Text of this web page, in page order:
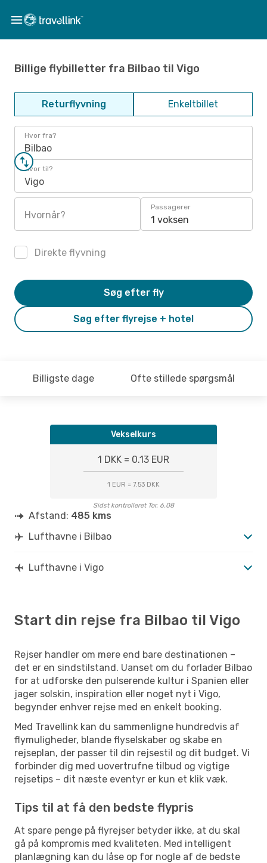
Billige flybilletter fra Bilbao til Vigo
Returflyvning Enkeltbillet
Hvor fra?
Bilbao
Hvor til?
Vigo
Hvornår?
Passagerer
1 voksen
Direkte flyvning
Søg efter flyrejse + hotel
Søg efter fly
Billigste dage Ofte stillede spørgsmål
Vekselkurs
1 DKK = 0.13 EUR
1 EUR = 7.53 DKK
Sidst kontrolleret Tor. 6.08
Afstand: 485 kms
Lufthavne i Bilbao
Lufthavne i Vigo
Start din rejse fra Bilbao til Vigo
Rejser handler om mere end bare destinationen –
det er en sindstilstand. Uanset om du forlader Bilbao
for at udforske den pulserende kultur i Spanien eller
jager solskin, inspiration eller noget nyt i Vigo,
begynder enhver rejse med en enkelt booking.
Med Travellink kan du sammenligne hundredvis af
flymuligheder, blande flyselskaber og skabe en
rejseplan, der passer til din rejsestil og dit budget. Vi
forbinder dig med uovertrufne tilbud og vigtige
rejsetips – dit næste eventyr er kun et klik væk.
Tips til at få den bedste flypris
At spare penge på flyrejser betyder ikke, at du skal
gå på kompromis med kvaliteten. Med intelligent
planlægning kan du låse op for nogle af de bedste